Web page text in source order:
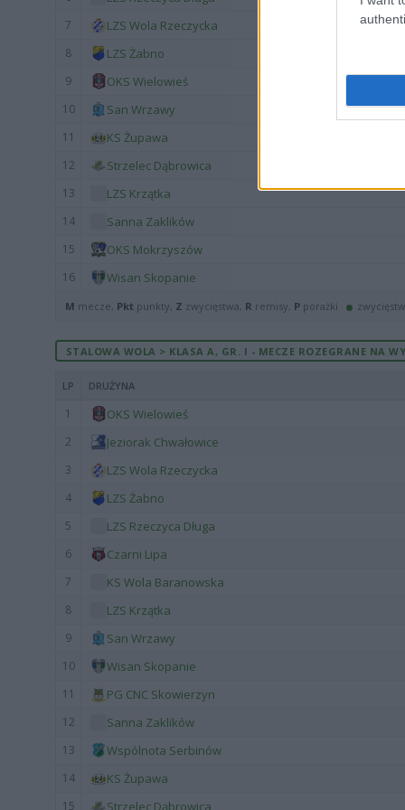
7 LZS Wola Rzeczycka
8 LZS Żabno
9 OKS Wielowieś
10 San Wrzawy
11 KS Żupawa
12 Strzelec Dąbrowica
13 LZS Krzątka
14 Sanna Zaklików
15 OKS Mokrzyszów
16 Wisan Skopanie
M mecze, Pkt punkty, Z zwycięstwa, R remisy, P porażki ·
STALOWA WOLA > KLASA A, GR. I - MECZE ROZEGRANE NA
LP DRUŻYNA
1 OKS Wielowieś
2 Jeziorak Chwałowice
3 LZS Wola Rzeczycka
4 LZS Żabno
5 LZS Rzeczyca Długa
6 Czarni Lipa
7 KS Wola Baranowska
8 LZS Krzątka
9 San Wrzawy
10 Wisan Skopanie
11 PG CNC Skowierzyn
12 Sanna Zaklików
13 Wspólnota Serbinów
14 KS Żupawa
15 Strzelec Dąbrowica